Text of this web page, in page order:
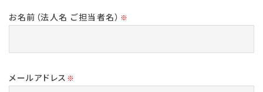
お名前（法人名 ご担当者名） ※
メールアドレス ※